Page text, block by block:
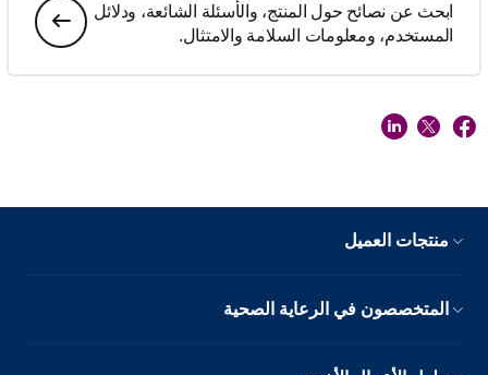
ابحث عن نصائح حول المنتج، والأسئلة الشائعة، ودلائل
المستخدم، ومعلومات السلامة والامتثال.
منتجات العميل
المتخصصون في الرعاية الصحية